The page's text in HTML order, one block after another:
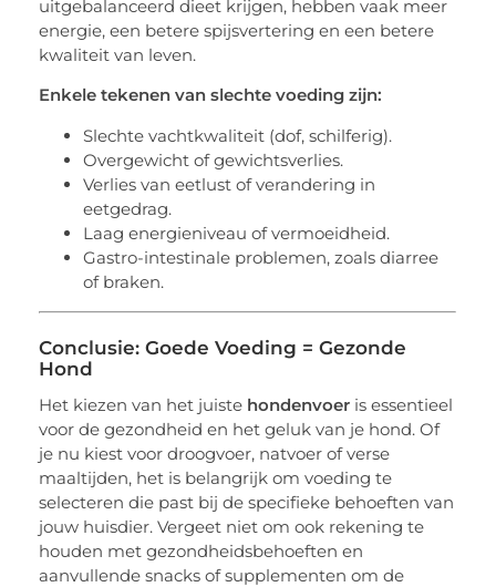
uitgebalanceerd dieet krijgen, hebben vaak meer
energie, een betere spijsvertering en een betere
kwaliteit van leven.
Enkele tekenen van slechte voeding zijn:
Slechte vachtkwaliteit (dof, schilferig).
Overgewicht of gewichtsverlies.
Verlies van eetlust of verandering in
eetgedrag.
Laag energieniveau of vermoeidheid.
Gastro-intestinale problemen, zoals diarree
of braken.
Conclusie: Goede Voeding = Gezonde
Hond
Het kiezen van het juiste hondenvoer is essentieel
voor de gezondheid en het geluk van je hond. Of
je nu kiest voor droogvoer, natvoer of verse
maaltijden, het is belangrijk om voeding te
selecteren die past bij de specifieke behoeften van
jouw huisdier. Vergeet niet om ook rekening te
houden met gezondheidsbehoeften en
aanvullende snacks of supplementen om de